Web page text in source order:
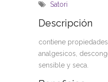
Satori
Descripción
contiene propiedades
analgesicos,
sensible y seca.